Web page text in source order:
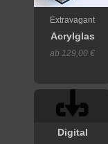
Extravagant
Acrylglas
ab 129,00 €
Digital